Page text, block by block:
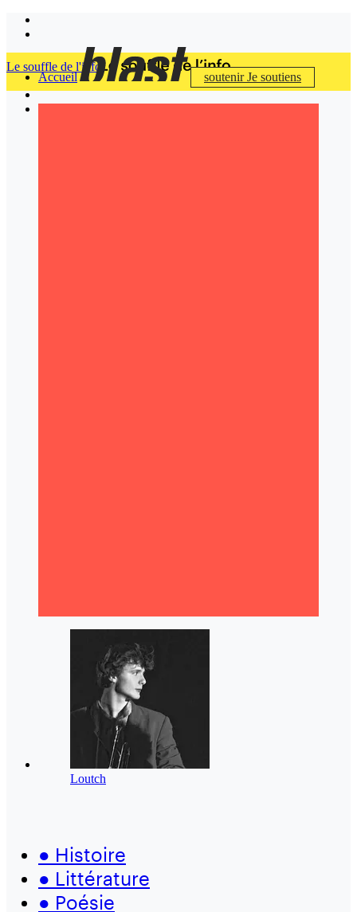
Accueil soutenirJe soutiens
Le souffle de l'info
Loutch
● Histoire
● Littérature
● Poésie